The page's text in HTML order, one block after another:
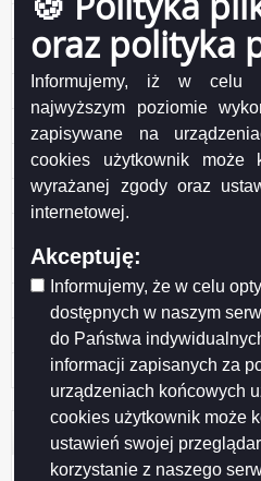
oraz polityka
Informujemy, iż w celu
najwyższym poziomie
zapisywane na
cookies użytkownik może
wyrażanej zgody oraz
internetowej.
Akceptuję:
Informujemy, że w celu
dostępnych w naszym
do Państwa
informacji zapisanych za
urządzeniach końcowych
cookies użytkownik może
ustawień swojej
korzystanie z naszego
Protokół nr 11/2011 KSiRG
Protokół nr 10/2011 KSiRG
Protokół nr 9/2011 KSiRG
Protokół nr 8/2011 KSiRG
Protokół nr 7/2011 KSiRG
Protokół nr 6/2011 KSiRG
Protokół nr 4/2011 KSiRG
Protokół nr 3/2011 KSiRG
Protokół nr 2/2011 KSiRG
Protokół nr 1/2010 KSiRG
Licznik odwiedzin
Odwiedzana: 1242